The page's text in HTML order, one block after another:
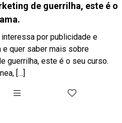
de guerrilha, este é o
por publicidade e
e quer saber mais sobre
guerrilha, este é o seu curso.
[…]